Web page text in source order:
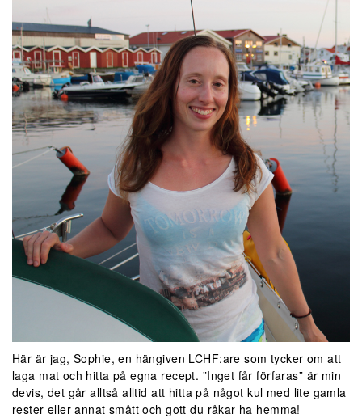
Här är jag, Sophie, en hängiven LCHF:are som tycker om att
laga mat och hitta på egna recept. ”Inget får förfaras” är min
devis, det går alltså alltid att hitta på något kul med lite gamla
rester eller annat smått och gott du råkar ha hemma!